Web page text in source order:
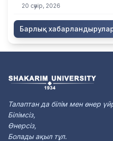
20 сәуір, 2026
Барлық
Талаптан да білім мен өнер
Білімсіз,
Өнерсіз,
Болады ақыл тұл.